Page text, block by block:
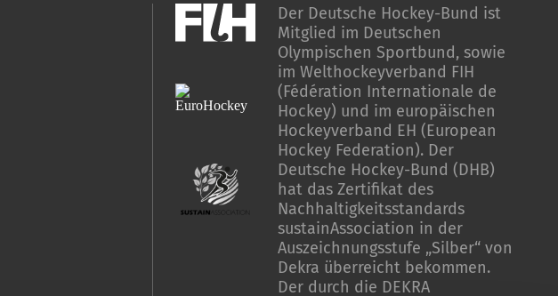
Der Deutsche Hockey-Bund ist
Mitglied im Deutschen
Olympischen Sportbund, sowie
im Welthockeyverband FIH
(Fédération Internationale de
Hockey) und im europäischen
Hockeyverband EH (European
Hockey Federation). Der
Deutsche Hockey-Bund (DHB)
hat das Zertifikat des
Nachhaltigkeitsstandards
sustainAssociation in der
Auszeichnungsstufe „Silber“ von
Dekra überreicht bekommen.
Der durch die DEKRA